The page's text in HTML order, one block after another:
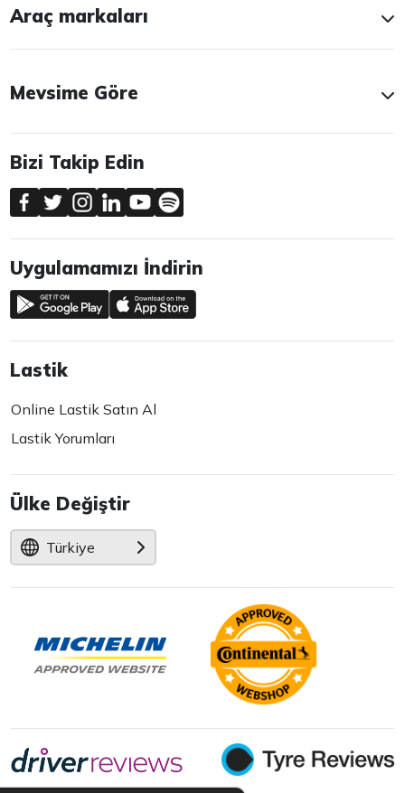
Araç markaları
Mevsime Göre
Bizi Takip Edin
Uygulamamızı İndirin
Lastik
Online Lastik Satın Al
Lastik Yorumları
Ülke Değiştir
Türkiye